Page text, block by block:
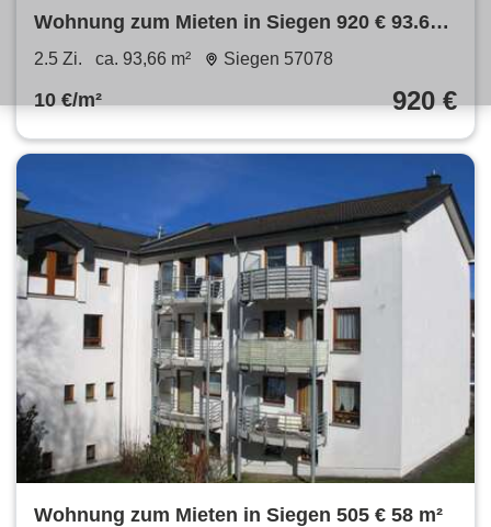
Wohnung zum Mieten in Siegen 920 € 93.66
m²
2.5 Zi. ca. 93,66 m² Siegen 57078
10 €/m² 920 €
Wohnung zum Mieten in Siegen 505 € 58 m²